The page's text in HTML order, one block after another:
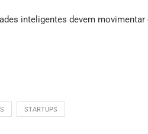
inteligentes devem
STARTUPS